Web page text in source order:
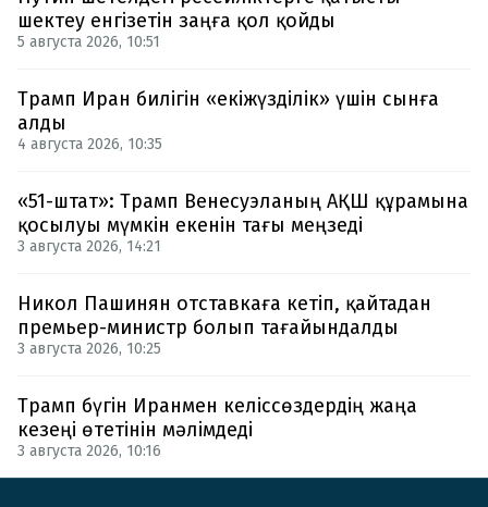
шектеу енгізетін заңға қол қойды
5 августа 2026, 10:51
Трамп Иран билігін «екіжүзділік» үшін сынға
алды
4 августа 2026, 10:35
«51-штат»: Трамп Венесуэланың АҚШ құрамына
қосылуы мүмкін екенін тағы меңзеді
3 августа 2026, 14:21
Никол Пашинян отставкаға кетіп, қайтадан
премьер-министр болып тағайындалды
3 августа 2026, 10:25
Трамп бүгін Иранмен келіссөздердің жаңа
кезеңі өтетінін мәлімдеді
3 августа 2026, 10:16